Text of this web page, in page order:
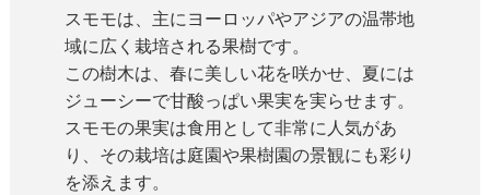
スモモは、主にヨーロッパやアジアの温帯地
域に広く栽培される果樹です。
この樹木は、春に美しい花を咲かせ、夏には
ジューシーで甘酸っぱい果実を実らせます。
スモモの果実は食用として非常に人気があ
り、その栽培は庭園や果樹園の景観にも彩り
を添えます。